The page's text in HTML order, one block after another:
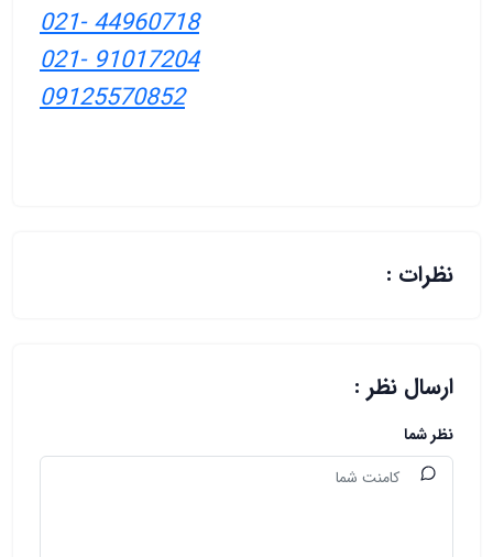
021- 44960718
021- 91017204
09125570852
نظرات :
ارسال نظر :
نظر شما